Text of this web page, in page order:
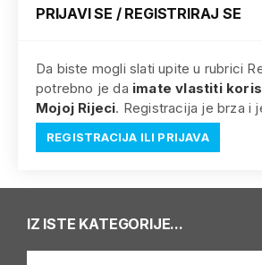
PRIJAVI SE / REGISTRIRAJ SE
Da biste mogli slati upite u rubrici
potrebno je da imate vlastiti
Mojoj Rijeci. Registracija je brza i
REGISTRACIJA ILI PRIJAVA
IZ ISTE KATEGORIJE...